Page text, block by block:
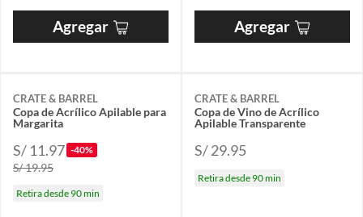
Agregar Agregar
CRATE & BARREL
Copa de Acrílico Apilable para
Margarita
S/ 11.97 -40%
S/ 19.95
Retira desde 90 min
CRATE & BARREL
Copa de Vino de Acrílico
Apilable Transparente
S/ 29.95
Retira desde 90 min